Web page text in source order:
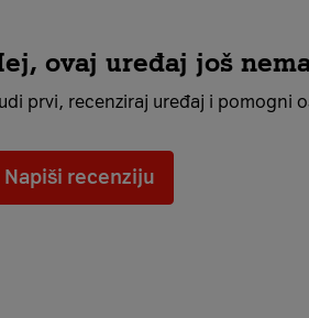
ovaj uređaj još
prvi, recenziraj uređaj i pomogni
Napiši recenziju